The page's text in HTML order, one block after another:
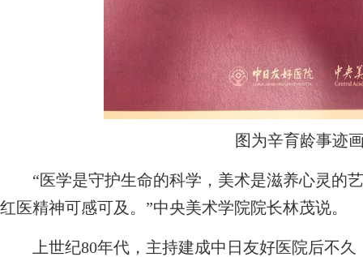
图为辛育龄事迹
“医学是守护生命的科学，美术是滋养心灵的
红医精神可感可及。”中央美术学院院长林茂说。
上世纪80年代，主持建成中日友好医院后不久